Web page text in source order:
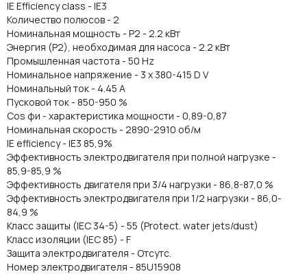
IE Efficiency class - IE3
Количество полюсов - 2
Номинальная мощность - P2 - 2.2 кВт
Энергия (Р2), необходимая для насоса - 2.2 кВт
Промышленная частота - 50 Hz
Номинальное напряжение - 3 x 380-415 D V
Номинальный ток - 4.45 A
Пусковой ток - 850-950 %
Cos фи - характеристика мощности - 0,89-0,87
Номинальная скорость - 2890-2910 об/м
IE efficiency - IE3 85,9%
Эффективность электродвигателя при полной нагрузке -
85,9-85,9 %
Эффективность двигателя при 3/4 нагрузки - 86,8-87,0 %
Эффективность электродвигателя при 1/2 нагрузки - 86,0-
84,9 %
Класс защиты (IEC 34-5) - 55 (Protect. water jets/dust)
Класс изоляции (IEC 85) - F
Защита электродвигателя - Отсутс.
Номер электродвигателя - 85U15908